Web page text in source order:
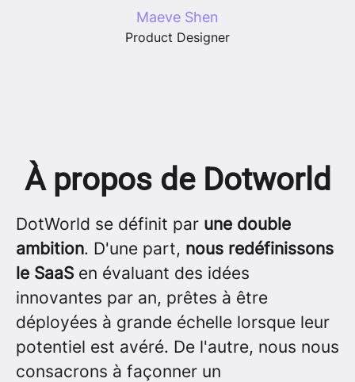
Maeve Shen
Product Designer
À propos de Dotworld
DotWorld se définit par une double
ambition. D'une part, nous redéfinissons
le SaaS en évaluant des idées
innovantes par an, prêtes à être
déployées à grande échelle lorsque leur
potentiel est avéré. De l'autre, nous nous
consacrons à façonner un